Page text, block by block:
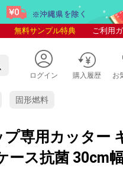
無料サンプル特典 ご利用
ログイン 購入履歴 お
固形燃料
専用カッター
ース抗菌 30cm